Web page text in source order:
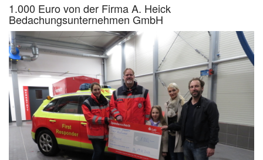
1.000 Euro von der Firma A. Heick
Bedachungsunternehmen GmbH